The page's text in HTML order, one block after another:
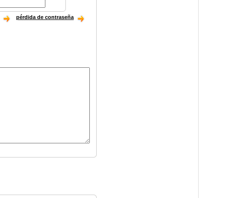
pérdida de contraseña